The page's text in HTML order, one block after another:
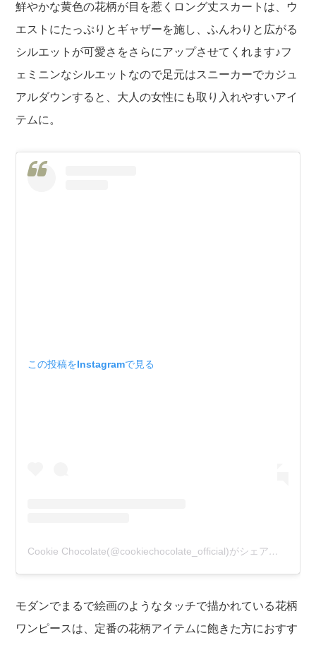
鮮やかな黄色の花柄が目を惹くロング丈スカートは、ウ
エストにたっぷりとギャザーを施し、ふんわりと広がる
シルエットが可愛さをさらにアップさせてくれます♪フ
ェミニンなシルエットなので足元はスニーカーでカジュ
アルダウンすると、大人の女性にも取り入れやすいアイ
テムに。
この投稿をInstagramで見る
Cookie Chocolate(@cookiechocolate_official)がシェアした投稿
モダンでまるで絵画のようなタッチで描かれている花柄
ワンピースは、定番の花柄アイテムに飽きた方におすす